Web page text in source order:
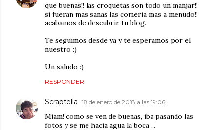
que buenas!! las croquetas son todo un manjar!!
si fueran mas sanas las comeria mas a menudo!!
acabamos de descubrir tu blog.
Te seguimos desde ya y te esperamos por el
nuestro :)
Un saludo :)
RESPONDER
Scraptella 18 de enero de 2018 a las 19:06
Miam! como se ven de buenas, iba pasando las
fotos y se me hacia agua la boca ...